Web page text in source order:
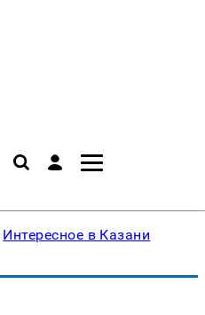
Интересное в Казани